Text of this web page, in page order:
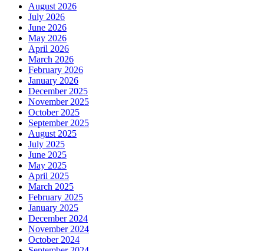
August 2026
July 2026
June 2026
May 2026
April 2026
March 2026
February 2026
January 2026
December 2025
November 2025
October 2025
September 2025
August 2025
July 2025
June 2025
May 2025
April 2025
March 2025
February 2025
January 2025
December 2024
November 2024
October 2024